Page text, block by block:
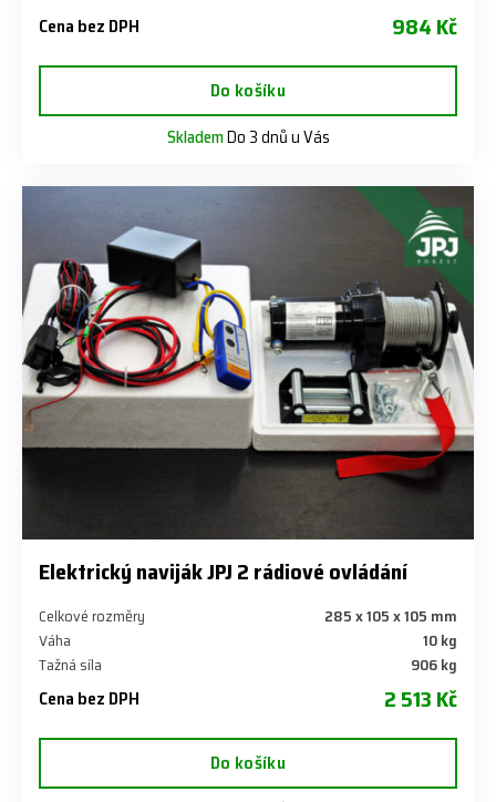
Cena bez DPH 984 Kč
Do košíku
SklademDo 3 dnů u Vás
Elektrický naviják JPJ 2 rádiové ovládání
Celkové rozměry
285 x 105 x 105 mm
Váha
10 kg
Tažná síla
906 kg
Cena bez DPH 2 513 Kč
Do košíku